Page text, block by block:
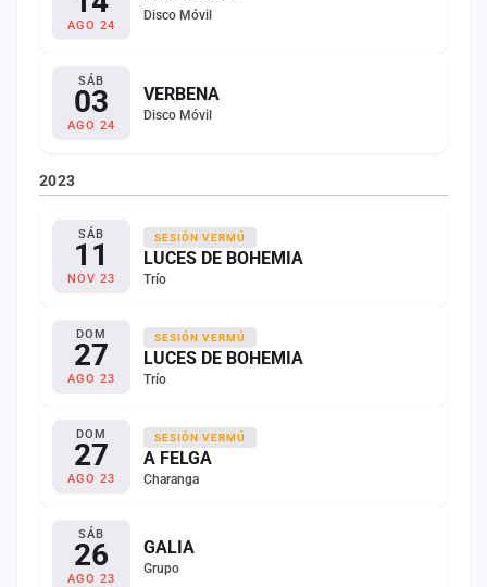
AGO 24
Disco Móvil
SÁB
03
AGO 24
VERBENA
Disco Móvil
2023
SÁB
11
NOV 23
SESIÓN VERMÚ
LUCES DE BOHEMIA
Trío
DOM
27
AGO 23
SESIÓN VERMÚ
LUCES DE BOHEMIA
Trío
DOM
27
AGO 23
SESIÓN VERMÚ
A FELGA
Charanga
SÁB
26
AGO 23
GALIA
Grupo